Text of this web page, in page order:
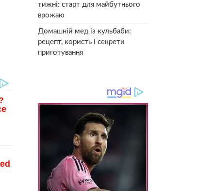
тижні: старт для майбутнього
врожаю
Домашній мед із кульбаби:
рецепт, користь і секрети
приготування